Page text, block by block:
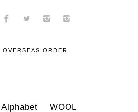
OVERSEAS ORDER
Alphabet WOOL